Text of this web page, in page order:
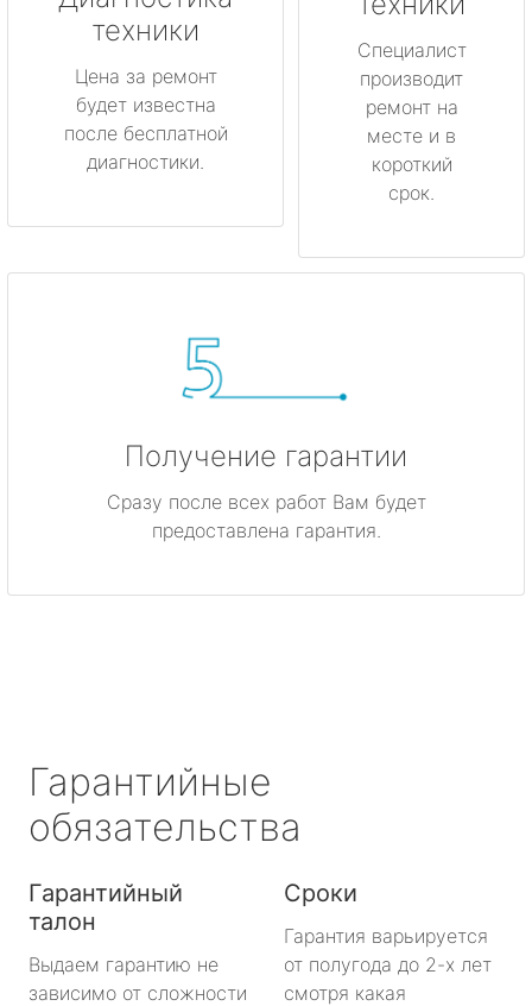
техники
Цена за ремонт
будет известна
после бесплатной
диагностики.
Специалист
производит
ремонт на
месте и в
короткий
срок.
Получение гарантии
Сразу после всех работ Вам будет
предоставлена гарантия.
Гарантийные
обязательства
Гарантийный
талон
Выдаем гарантию не
зависимо от сложности
Сроки
Гарантия варьируется
от полугода до 2-х лет
смотря какая